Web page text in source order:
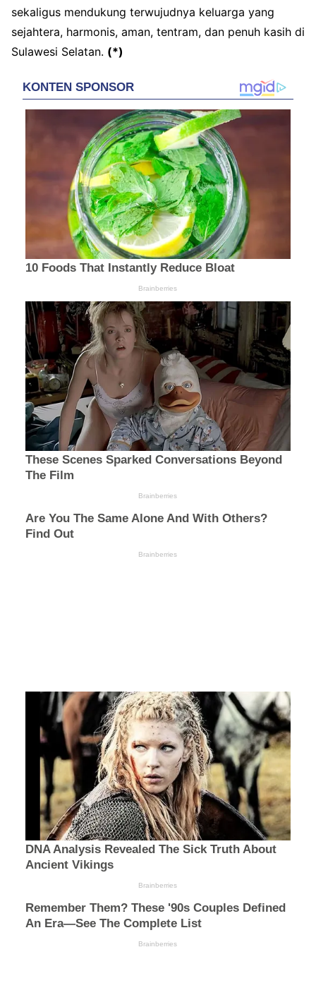
sekaligus mendukung terwujudnya keluarga yang
sejahtera, harmonis, aman, tentram, dan penuh kasih di
Sulawesi Selatan. (*)